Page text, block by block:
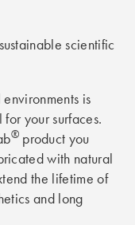
scientific
is
your surfaces.
®product you
with natural
the lifetime of
and long